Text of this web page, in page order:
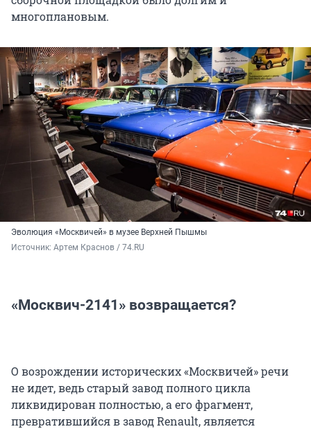
многоплановым.
Эволюция «Москвичей» в музее Верхней Пышмы
Источник: Артем Краснов / 74.RU
«Москвич-2141» возвращается?
О возрождении исторических «Москвичей» речи
не идет, ведь старый завод полного цикла
ликвидирован полностью, а его фрагмент,
превратившийся в завод Renault, является